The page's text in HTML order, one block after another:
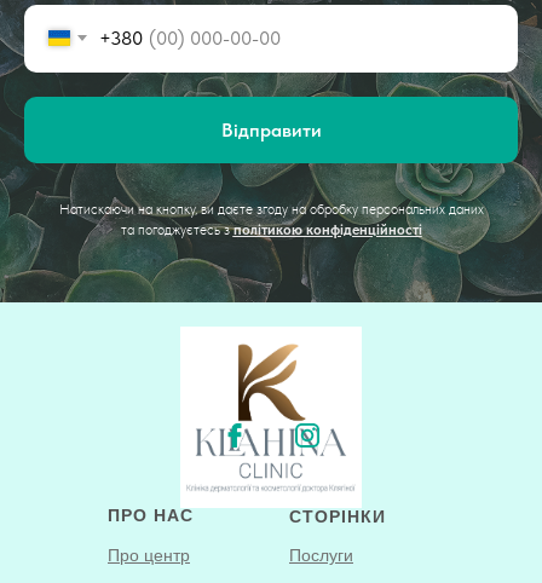
+380
Відправити
Натискаючи на кнопку, ви даєте згоду на обробку персональних даних
та погоджуєтесь з політикою конфіденційності
ПРО НАС
Про центр
СТОРІНКИ
Послуги